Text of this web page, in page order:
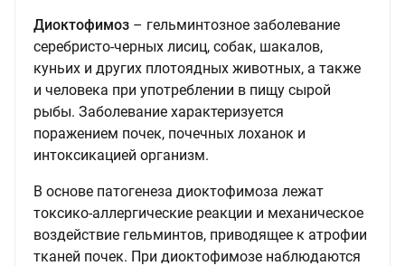
Диоктофимоз – гельминтозное заболевание
серебристо-черных лисиц, собак, шакалов,
куньих и других плотоядных животных, а также
и человека при употреблении в пищу сырой
рыбы. Заболевание характеризуется
поражением почек, почечных лоханок и
интоксикацией организм.
В основе патогенеза диоктофимоза лежат
токсико-аллергические реакции и механическое
воздействие гельминтов, приводящее к атрофии
тканей почек. При диоктофимозе наблюдаются